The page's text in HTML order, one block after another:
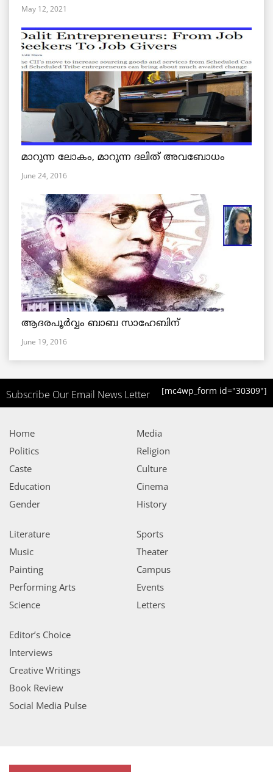
May 12, 2021
മാറുന്ന ലോകം, മാറുന്ന ദലിത് അവബോധം
June 24, 2016
ആദരപൂര്‍വ്വം ബാബ സാഹേബിന്
June 19, 2016
Subscribe Our Email News Letter [mc4wp_form id="30309"]
Home
Politics
Caste
Education
Gender
Media
Religion
Culture
Cinema
History
Literature
Music
Painting
Performing Arts
Science
Sports
Theater
Campus
Events
Letters
Editor’s Choice
Interviews
Creative Writings
Book Review
Social Media Pulse